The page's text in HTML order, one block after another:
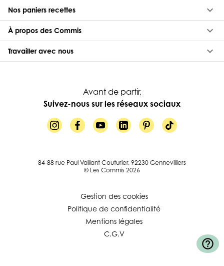
Nos paniers recettes keyboard_arrow_down
À propos des Commis keyboard_arrow_down
Travailler avec nous keyboard_arrow_down
Avant de partir,
Suivez-nous sur les réseaux sociaux
84-88 rue Paul Vaillant Couturier, 92230 Gennevilliers
© Les Commis 2026
Gestion des cookies
Politique de confidentialité
Mentions légales
C.G.V
help_outline